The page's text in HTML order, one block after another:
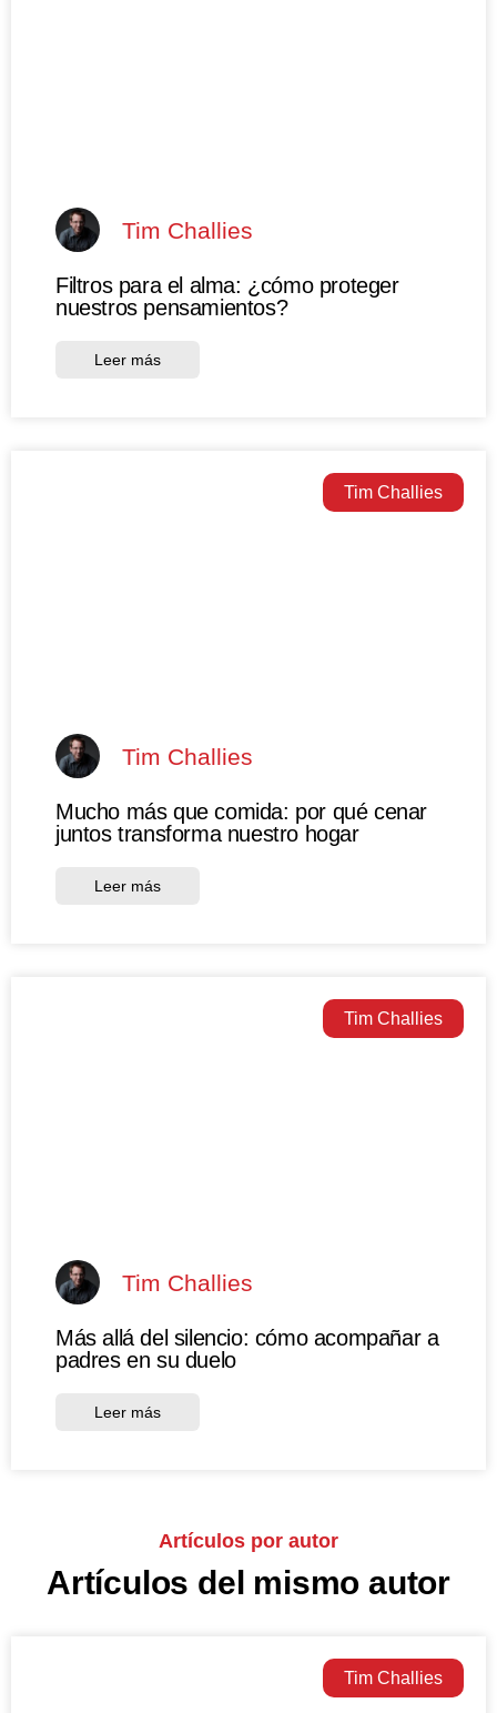
Tim Challies
Filtros para el alma: ¿cómo proteger
nuestros pensamientos?
Leer más
Tim Challies
Tim Challies
Mucho más que comida: por qué cenar
juntos transforma nuestro hogar
Leer más
Tim Challies
Tim Challies
Más allá del silencio: cómo acompañar a
padres en su duelo
Leer más
Artículos por autor
Artículos del mismo autor
Tim Challies